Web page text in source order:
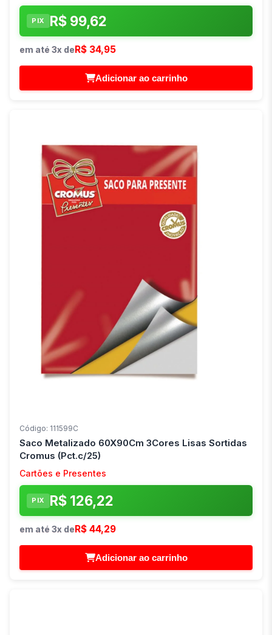
PIX R$ 99,62
em até 3x de R$ 34,95
Adicionar ao carrinho
Código: 111599C
Saco Metalizado 60X90Cm 3Cores Lisas Sortidas
Cromus (Pct.c/25)
Cartões e Presentes
PIX R$ 126,22
em até 3x de R$ 44,29
Adicionar ao carrinho